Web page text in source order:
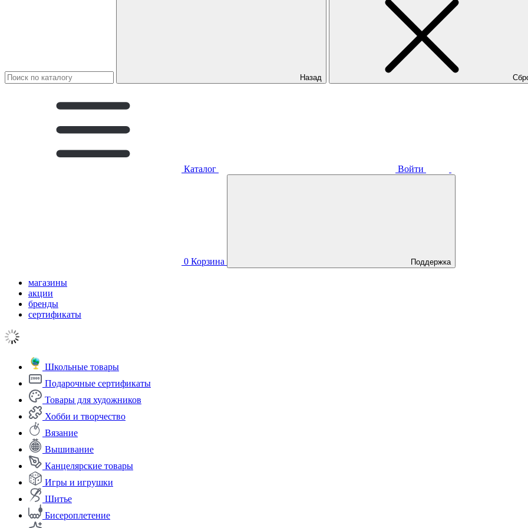
Назад
Каталог Войти
0 Корзина Поддержка
магазины
акции
бренды
сертификаты
Школьные товары
Подарочные сертификаты
Товары для художников
Хобби и творчество
Вязание
Вышивание
Канцелярские товары
Игры и игрушки
Шитье
Бисероплетение